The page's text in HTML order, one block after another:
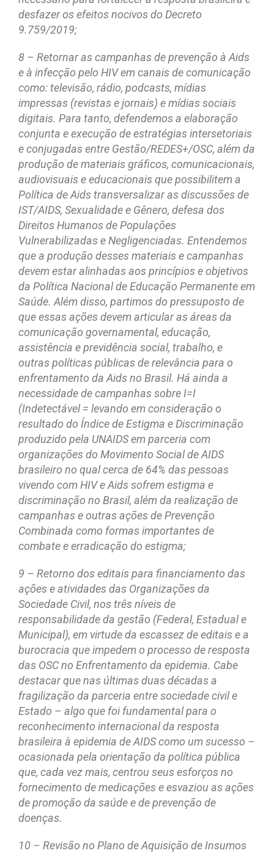
desfazer os efeitos nocivos do Decreto
9.759/2019;
8 – Retornar as campanhas de prevenção à Aids
e à infecção pelo HIV em canais de comunicação
como: televisão, rádio, podcasts, mídias
impressas (revistas e jornais) e mídias sociais
digitais. Para tanto, defendemos a elaboração
conjunta e execução de estratégias intersetoriais
e conjugadas entre Gestão/REDES+/OSC, além da
produção de materiais gráficos, comunicacionais,
audiovisuais e educacionais que possibilitem a
Política de Aids transversalizar as discussões de
IST/AIDS, Sexualidade e Gênero, defesa dos
Direitos Humanos de Populações
Vulnerabilizadas e Negligenciadas. Entendemos
que a produção desses materiais e campanhas
devem estar alinhadas aos princípios e objetivos
da Política Nacional de Educação Permanente em
Saúde. Além disso, partimos do pressuposto de
que essas ações devem articular as áreas da
comunicação governamental, educação,
assistência e previdência social, trabalho, e
outras políticas públicas de relevância para o
enfrentamento da Aids no Brasil. Há ainda a
necessidade de campanhas sobre I=I
(Indetectável = levando em consideração o
resultado do Índice de Estigma e Discriminação
produzido pela UNAIDS em parceria com
organizações do Movimento Social de AIDS
brasileiro no qual cerca de 64% das pessoas
vivendo com HIV e Aids sofrem estigma e
discriminação no Brasil, além da realização de
campanhas e outras ações de Prevenção
Combinada como formas importantes de
combate e erradicação do estigma;
9 – Retorno dos editais para financiamento das
ações e atividades das Organizações da
Sociedade Civil, nos três níveis de
responsabilidade da gestão (Federal, Estadual e
Municipal), em virtude da escassez de editais e a
burocracia que impedem o processo de resposta
das OSC no Enfrentamento da epidemia. Cabe
destacar que nas últimas duas décadas a
fragilização da parceria entre sociedade civil e
Estado – algo que foi fundamental para o
reconhecimento internacional da resposta
brasileira à epidemia de AIDS como um sucesso –
ocasionada pela orientação da política pública
que, cada vez mais, centrou seus esforços no
fornecimento de medicações e esvaziou as ações
de promoção da saúde e de prevenção de
doenças.
10 – Revisão no Plano de Aquisição de Insumos